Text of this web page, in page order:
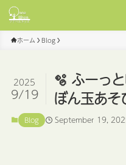
ホーム Blog
🫧 ふーっ
ぼん玉あそ
2025
9/19
Blog September 19,